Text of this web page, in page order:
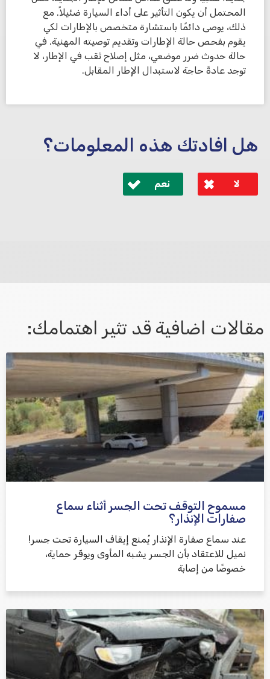
المحتمل أن يكون التأثير على أداء السيارة ضئيلاً. مع
ذلك، يوصى دائمًا باستشارة متخصص بالإطارات لكي
يقوم بفحص حالة الإطارات وتقديم توصيته المهنية. في
حالة حدوث ضرر موضعي، مثل إصلاح ثقب في الإطار، لا
توجد عادةً حاجة لاستبدال الإطار المقابل.
هل افادتك هذه المعلومات؟
لا نعم
אני מאשר/ת קבלת דיוור במייל ושימוש בפרטים בהתאם
למדיניות הפרטיות
שלח משוב
مقالات اضافية قد تثير اهتمامك:
مسموح التوقف تحت الجسر أثناء سماع
صفارات الإنذار؟
عند سماع صفارة الإنذار يُمنع إيقاف السيارة تحت جسر!
نميل للاعتقاد بأن الجسر يشبه المأوى ويوفّر حماية،
خصوصًا من إصابة